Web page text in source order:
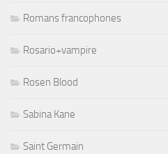
Romans francophones
Rosario+vampire
Rosen Blood
Sabina Kane
Saint Germain